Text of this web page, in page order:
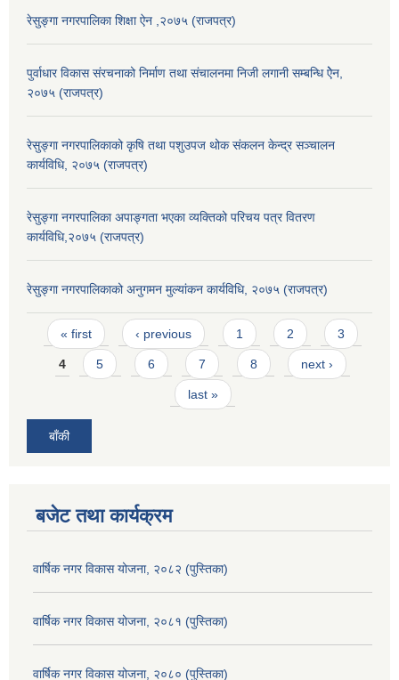
रेसुङ्गा नगरपालिका शिक्षा ऐन ,२०७५ (राजपत्र)
पुर्वाधार विकास संरचनाको निर्माण तथा स‌ंचालनमा निजी लगानी सम्बन्धि ऐेन,
२०७५ (राजपत्र)
रेसुङ्गा नगरपालिकाको कृषि तथा पशुउपज थोक संकलन केन्द्र सञ्चालन
कार्यविधि, २०७५ (राजपत्र)
रेसुङ्गा नगरपालिका अपाङ्गता भएका व्यक्तिको परिचय पत्र वितरण
कार्यविधि,२०७५ (राजपत्र)
रेसुङ्गा नगरपालिकाको अनुगमन मुल्यांकन कार्यविधि, २०७५ (राजपत्र)
Pages
« first ‹ previous 1 2 3
4 5 6 7 8 next ›
last »
बाँकी
बजेट तथा कार्यक्रम
वार्षिक नगर विकास योजना, २०८२ (पुस्तिका)
वार्षिक नगर विकास योजना, २०८१ (पुस्तिका)
वार्षिक नगर विकास योजना, २०८० (पुस्तिका)